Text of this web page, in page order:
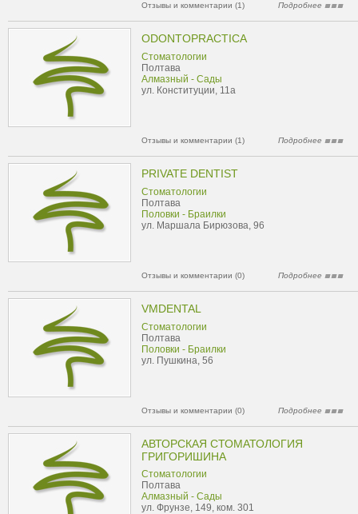
Отзывы и комментарии (1) Подробнее
ODONTOPRACTICA
Стоматологии
Полтава
Алмазный - Сады
ул. Конституции, 11а
Отзывы и комментарии (1) Подробнее
PRIVATE DENTIST
Стоматологии
Полтава
Половки - Браилки
ул. Маршала Бирюзова, 96
Отзывы и комментарии (0) Подробнее
VMDENTAL
Стоматологии
Полтава
Половки - Браилки
ул. Пушкина, 56
Отзывы и комментарии (0) Подробнее
АВТОРСКАЯ СТОМАТОЛОГИЯ
ГРИГОРИШИНА
Стоматологии
Полтава
Алмазный - Сады
ул. Фрунзе, 149, ком. 301